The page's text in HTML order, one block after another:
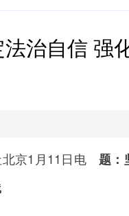
法治自信 强
京1月11日电 题：